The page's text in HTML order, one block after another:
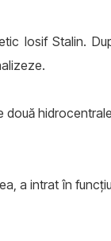
Iosif Stalin.
două
a intrat în